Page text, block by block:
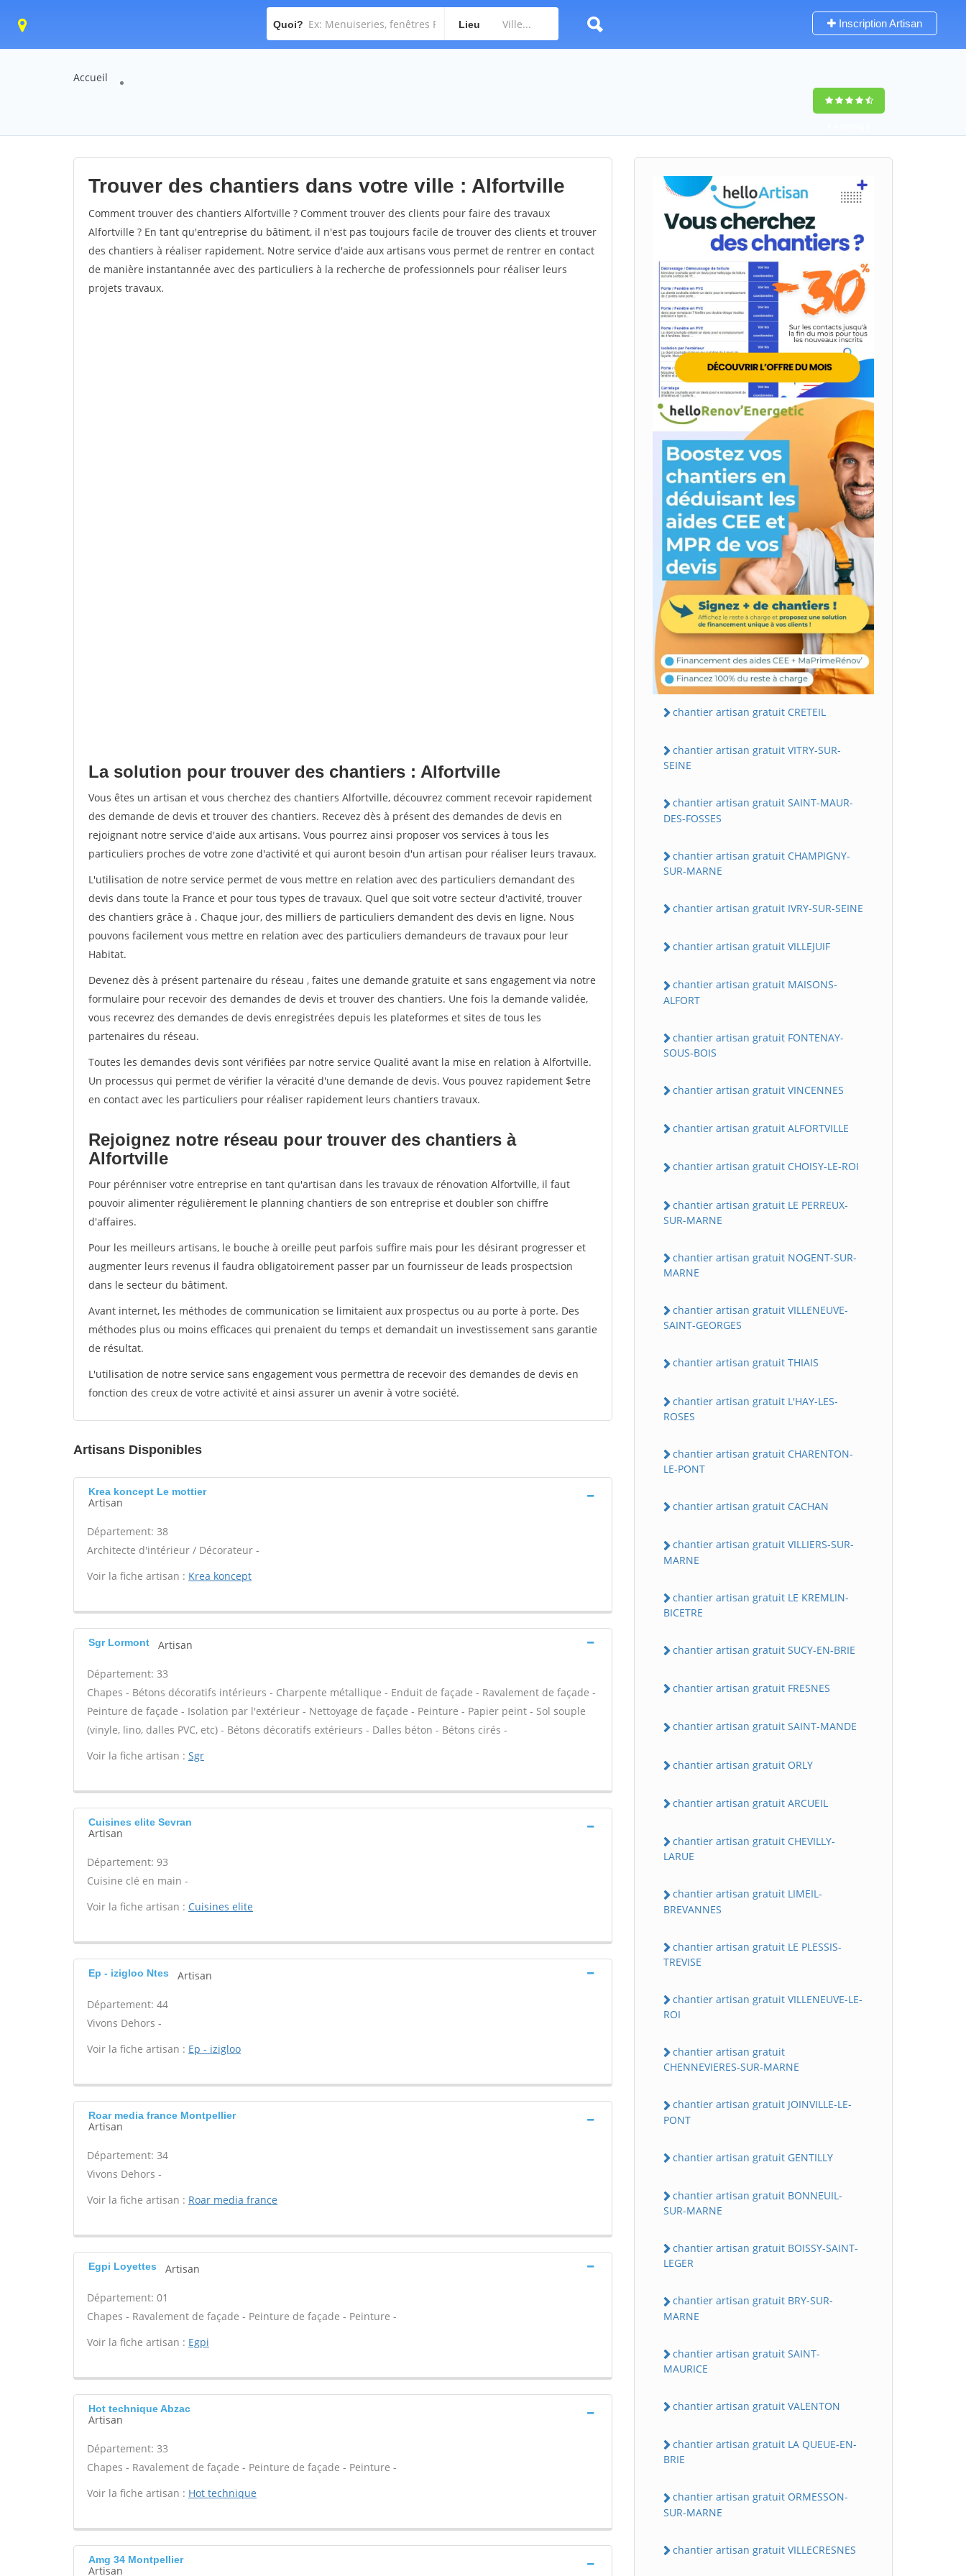
Quoi? Lieu Inscription Artisan
Accueil
Trouver des chantiers dans votre ville : Alfortville
Comment trouver des chantiers Alfortville ? Comment trouver des clients pour faire des travaux
Alfortville ? En tant qu'entreprise du bâtiment, il n'est pas toujours facile de trouver des clients et trouver
des chantiers à réaliser rapidement. Notre service d'aide aux artisans vous permet de rentrer en contact
de manière instantannée avec des particuliers à la recherche de professionnels pour réaliser leurs
projets travaux.
La solution pour trouver des chantiers : Alfortville
Vous êtes un artisan et vous cherchez des chantiers Alfortville, découvrez comment recevoir rapidement
des demande de devis et trouver des chantiers. Recevez dès à présent des demandes de devis en
rejoignant notre service d'aide aux artisans. Vous pourrez ainsi proposer vos services à tous les
particuliers proches de votre zone d'activité et qui auront besoin d'un artisan pour réaliser leurs travaux.
L'utilisation de notre service permet de vous mettre en relation avec des particuliers demandant des
devis dans toute la France et pour tous types de travaux. Quel que soit votre secteur d'activité, trouver
des chantiers grâce à . Chaque jour, des milliers de particuliers demandent des devis en ligne. Nous
pouvons facilement vous mettre en relation avec des particuliers demandeurs de travaux pour leur
Habitat.
Devenez dès à présent partenaire du réseau , faites une demande gratuite et sans engagement via notre
formulaire pour recevoir des demandes de devis et trouver des chantiers. Une fois la demande validée,
vous recevrez des demandes de devis enregistrées depuis les plateformes et sites de tous les
partenaires du réseau.
Toutes les demandes devis sont vérifiées par notre service Qualité avant la mise en relation à Alfortville.
Un processus qui permet de vérifier la véracité d'une demande de devis. Vous pouvez rapidement $etre
en contact avec les particuliers pour réaliser rapidement leurs chantiers travaux.
Rejoignez notre réseau pour trouver des chantiers à
Alfortville
Pour pérénniser votre entreprise en tant qu'artisan dans les travaux de rénovation Alfortville, il faut
pouvoir alimenter régulièrement le planning chantiers de son entreprise et doubler son chiffre
d'affaires.
Pour les meilleurs artisans, le bouche à oreille peut parfois suffire mais pour les désirant progresser et
augmenter leurs revenus il faudra obligatoirement passer par un fournisseur de leads prospectsion
dans le secteur du bâtiment.
Avant internet, les méthodes de communication se limitaient aux prospectus ou au porte à porte. Des
méthodes plus ou moins efficaces qui prenaient du temps et demandait un investissement sans garantie
de résultat.
L'utilisation de notre service sans engagement vous permettra de recevoir des demandes de devis en
fonction des creux de votre activité et ainsi assurer un avenir à votre société.
Artisans Disponibles
Krea koncept Le mottier
Artisan
Département: 38
Architecte d'intérieur / Décorateur -
Voir la fiche artisan : Krea koncept
Sgr Lormont Artisan
Département: 33
Chapes - Bétons décoratifs intérieurs - Charpente métallique - Enduit de façade - Ravalement de façade -
Peinture de façade - Isolation par l'extérieur - Nettoyage de façade - Peinture - Papier peint - Sol souple
(vinyle, lino, dalles PVC, etc) - Bétons décoratifs extérieurs - Dalles béton - Bétons cirés -
Voir la fiche artisan : Sgr
Cuisines elite Sevran
Artisan
Département: 93
Cuisine clé en main -
Voir la fiche artisan : Cuisines elite
Ep - izigloo Ntes Artisan
Département: 44
Vivons Dehors -
Voir la fiche artisan : Ep - izigloo
Roar media france Montpellier
Artisan
Département: 34
Vivons Dehors -
Voir la fiche artisan : Roar media france
Egpi Loyettes Artisan
Département: 01
Chapes - Ravalement de façade - Peinture de façade - Peinture -
Voir la fiche artisan : Egpi
Hot technique Abzac
Artisan
Département: 33
Chapes - Ravalement de façade - Peinture de façade - Peinture -
Voir la fiche artisan : Hot technique
Amg 34 Montpellier
Artisan
chantier artisan gratuit CRETEIL
chantier artisan gratuit VITRY-SUR-
SEINE
chantier artisan gratuit SAINT-MAUR-
DES-FOSSES
chantier artisan gratuit CHAMPIGNY-
SUR-MARNE
chantier artisan gratuit IVRY-SUR-SEINE
chantier artisan gratuit VILLEJUIF
chantier artisan gratuit MAISONS-
ALFORT
chantier artisan gratuit FONTENAY-
SOUS-BOIS
chantier artisan gratuit VINCENNES
chantier artisan gratuit ALFORTVILLE
chantier artisan gratuit CHOISY-LE-ROI
chantier artisan gratuit LE PERREUX-
SUR-MARNE
chantier artisan gratuit NOGENT-SUR-
MARNE
chantier artisan gratuit VILLENEUVE-
SAINT-GEORGES
chantier artisan gratuit THIAIS
chantier artisan gratuit L'HAY-LES-
ROSES
chantier artisan gratuit CHARENTON-
LE-PONT
chantier artisan gratuit CACHAN
chantier artisan gratuit VILLIERS-SUR-
MARNE
chantier artisan gratuit LE KREMLIN-
BICETRE
chantier artisan gratuit SUCY-EN-BRIE
chantier artisan gratuit FRESNES
chantier artisan gratuit SAINT-MANDE
chantier artisan gratuit ORLY
chantier artisan gratuit ARCUEIL
chantier artisan gratuit CHEVILLY-
LARUE
chantier artisan gratuit LIMEIL-
BREVANNES
chantier artisan gratuit LE PLESSIS-
TREVISE
chantier artisan gratuit VILLENEUVE-LE-
ROI
chantier artisan gratuit
CHENNEVIERES-SUR-MARNE
chantier artisan gratuit JOINVILLE-LE-
PONT
chantier artisan gratuit GENTILLY
chantier artisan gratuit BONNEUIL-
SUR-MARNE
chantier artisan gratuit BOISSY-SAINT-
LEGER
chantier artisan gratuit BRY-SUR-
MARNE
chantier artisan gratuit SAINT-
MAURICE
chantier artisan gratuit VALENTON
chantier artisan gratuit LA QUEUE-EN-
BRIE
chantier artisan gratuit ORMESSON-
SUR-MARNE
chantier artisan gratuit VILLECRESNES